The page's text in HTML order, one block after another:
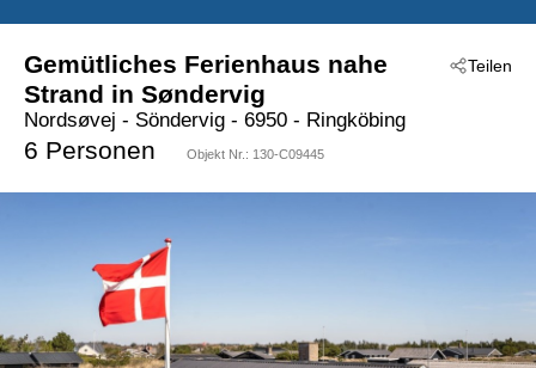
Teilen
Gemütliches Ferienhaus nahe
Strand in Søndervig
Nordsøvej - Söndervig - 6950 - Ringköbing
6 Personen Objekt Nr.: 130-C09445